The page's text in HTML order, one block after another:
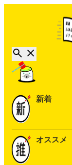
新着
オススメ